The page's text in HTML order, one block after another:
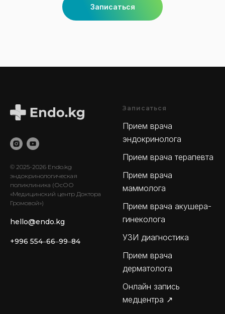
Записаться
© 2025-2026 Endo.kg
эндокринологическая
поликлиника (ОсОО
«Медицинский центр Доктора
Громовой»)
hello@endo.kg
+996 554‒66‒99‒84
Записаться
Прием врача
эндокринолога
Прием врача терапевта
Прием врача
маммолога
Прием врача акушера-
гинеколога
УЗИ диагностика
Прием врача
дерматолога
Онлайн запись
медцентра ↗